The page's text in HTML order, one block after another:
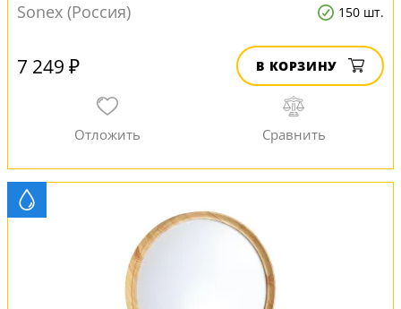
Sonex (Россия)
150 шт.
7 249 ₽ В КОРЗИНУ